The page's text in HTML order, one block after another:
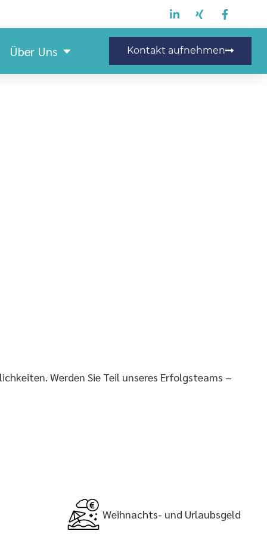
Über Uns Kontakt aufnehmen
(m/w/d)
Werden Sie Teil unseres Erfolgsteams –
Weihnachts- und Urlaubsgeld